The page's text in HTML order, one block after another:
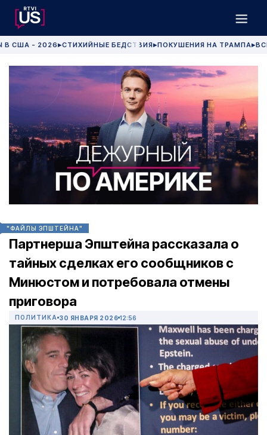
В США - 2026 ▶СТИХИЙНЫЕ БЕДСТВИЯ▶ПОКУШЕНИЯ НА ТРАМПА▶
"ФАЙЛЫ ЭПШТЕЙНА"
Партнерша Эпштейна рассказала о
тайных сделках его сообщников с
Минюстом и потребовала отмены
приговора
ПОЛИТИКА 30 ЯНВАРЯ 2026 12:56